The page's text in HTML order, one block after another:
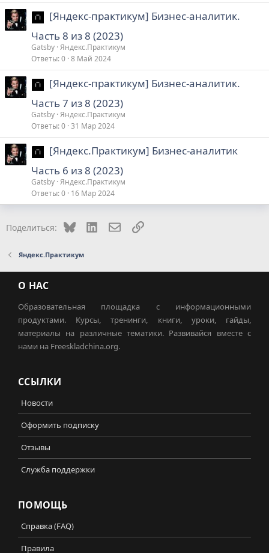
[Яндекс-практикум] Бизнес-аналитик.
Часть 8 из 8 (2023)
Gatsby Яндекс.Практикум
Ответы 0 8 Май 2024
[Яндекс-практикум] Бизнес-аналитик.
Часть 7 из 8 (2023)
Gatsby Яндекс.Практикум
Ответы 0 31 Мар 2024
[Яндекс.Практикум] Бизнес-аналитик
Часть 6 из 8 (2023)
Gatsby Яндекс.Практикум
Ответы 0 16 Мар 2024
Поделиться: Bluesky LinkedInЭлектронная почта
Ссылка
Яндекс.Практикум
О НАС
Образовательная площадка с информационными
продуктами. Курсы, тренинги, книги, уроки, гайды,
материалы на различные тематики. Развивайся вместе с
нами на Freeskladchina.org.
ССЫЛКИ
Новости
Оформить подписку
Отзывы
Служба поддержки
ПОМОЩЬ
Справка (FAQ)
Правила